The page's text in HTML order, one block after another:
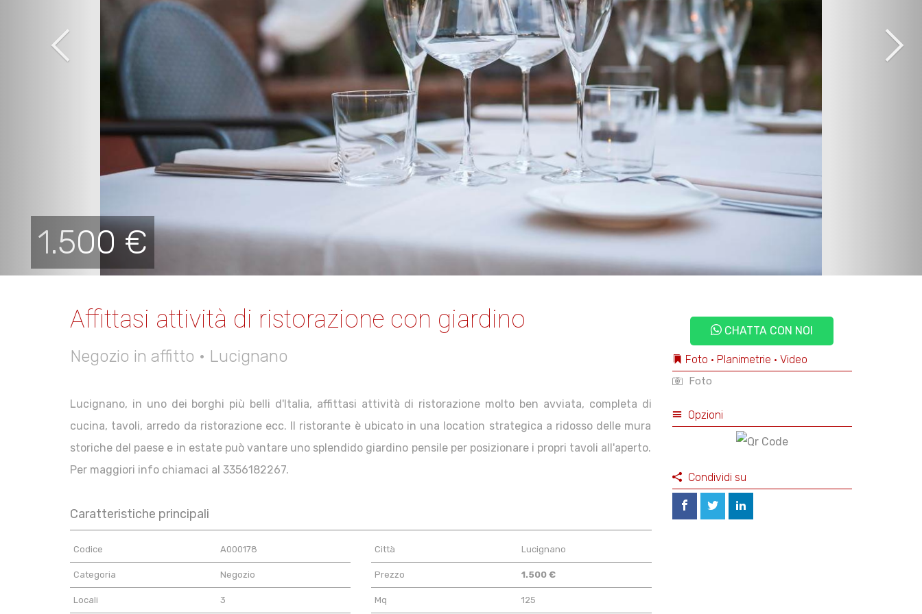
1.500 €
Affittasi attività di ristorazione con giardino
Negozio in affitto • Lucignano
Lucignano, in uno dei borghi più belli d'Italia, affittasi attività di ristorazione molto ben avviata, completa di
cucina, tavoli, arredo da ristorazione ecc. Il ristorante è ubicato in una location strategica a ridosso delle mura
storiche del paese e in estate può vantare uno splendido giardino pensile per posizionare i propri tavoli all'aperto.
Per maggiori info chiamaci al 3356182267.
Caratteristiche principali
Codice A000178 Città Lucignano
Categoria Negozio Prezzo 1.500 €
Locali 3 Mq 125
CHATTA CON NOI
Foto • Planimetrie • Video
Foto
Opzioni
Condividi su